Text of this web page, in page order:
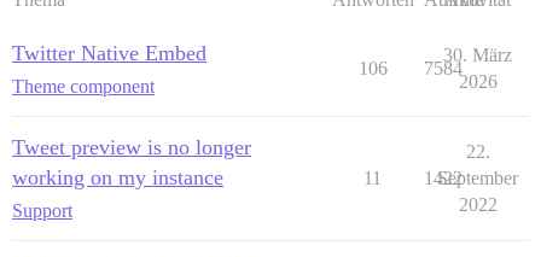
Twitter Native Embed
Theme component
106 7584
30. März
2026
Tweet preview is no longer
working on my instance
Support
11 1422
22.
September
2022